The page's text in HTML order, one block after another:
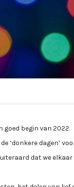
goed begin van 2022.
‘donkere dagen’
dat we